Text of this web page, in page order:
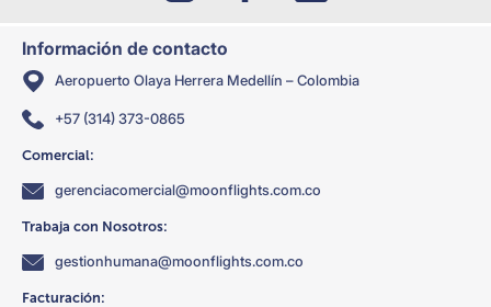
Información de contacto
Aeropuerto Olaya Herrera Medellín – Colombia
+57 (314) 373-0865
Comercial:
gerenciacomercial@moonflights.com.co
Trabaja con Nosotros:
gestionhumana@moonflights.com.co
Facturación: